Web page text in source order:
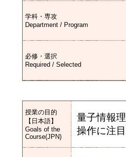
学科・専攻
Department / Program
必修・選択
Required / Selected
授業の目的
【日本語】
Goals of the
Course(JPN)
量子情報
操作に注